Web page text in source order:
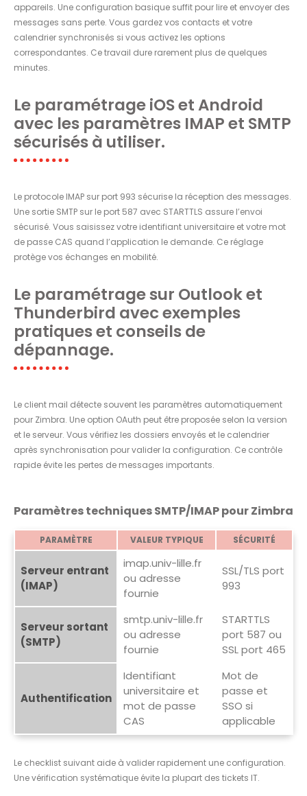
appareils. Une configuration basique suffit pour lire et envoyer des
messages sans perte. Vous gardez vos contacts et votre
calendrier synchronisés si vous activez les options
correspondantes. Ce travail dure rarement plus de quelques
minutes.
Le paramétrage iOS et Android
avec les paramètres IMAP et SMTP
sécurisés à utiliser.
Le protocole IMAP sur port 993 sécurise la réception des messages.
Une sortie SMTP sur le port 587 avec STARTTLS assure l’envoi
sécurisé. Vous saisissez votre identifiant universitaire et votre mot
de passe CAS quand l’application le demande. Ce réglage
protège vos échanges en mobilité.
Le paramétrage sur Outlook et
Thunderbird avec exemples
pratiques et conseils de
dépannage.
Le client mail détecte souvent les paramètres automatiquement
pour Zimbra. Une option OAuth peut être proposée selon la version
et le serveur. Vous vérifiez les dossiers envoyés et le calendrier
après synchronisation pour valider la configuration. Ce contrôle
rapide évite les pertes de messages importants.
Paramètres techniques SMTP/IMAP pour Zimbra
PARAMÈTRE VALEUR TYPIQUE SÉCURITÉ
Serveur entrant
(IMAP)
imap.univ-lille.fr
ou adresse
fournie
SSL/TLS port
993
Serveur sortant
(SMTP)
smtp.univ-lille.fr
ou adresse
fournie
STARTTLS
port 587 ou
SSL port 465
Authentification
Identifiant
universitaire et
mot de passe
CAS
Mot de
passe et
SSO si
applicable
Le checklist suivant aide à valider rapidement une configuration.
Une vérification systématique évite la plupart des tickets IT.